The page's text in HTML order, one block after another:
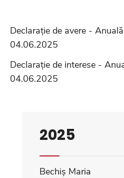
Declarație de avere -
04.06.2025
Declarație de interese -
04.06.2025
2025
Bechiș Maria